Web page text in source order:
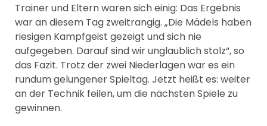
Trainer und Eltern waren sich einig: Das Ergebnis
war an diesem Tag zweitrangig. „Die Mädels haben
riesigen Kampfgeist gezeigt und sich nie
aufgegeben. Darauf sind wir unglaublich stolz“, so
das Fazit. Trotz der zwei Niederlagen war es ein
rundum gelungener Spieltag. Jetzt heißt es: weiter
an der Technik feilen, um die nächsten Spiele zu
gewinnen.